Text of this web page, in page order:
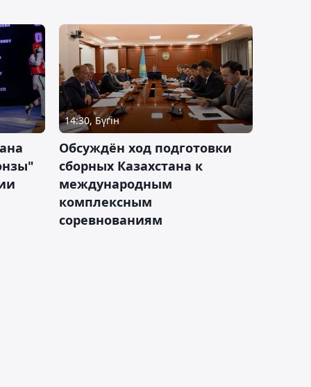
14:30, Бүгін
Обсуждён ход подготовки
сборных Казахстана к
международным
комплексным
соревнованиям